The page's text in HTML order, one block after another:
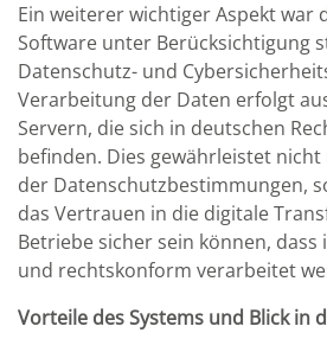
Ein weiterer wichtiger Aspekt war
Software unter Berücksichtigung
Datenschutz- und
Verarbeitung der Daten erfolgt
Servern, die sich in deutschen
befinden. Dies gewährleistet
der Datenschutzbestimmungen,
das Vertrauen in die digitale
Betriebe sicher sein können,
und rechtskonform verarbeitet
Vorteile des Systems und Blick in